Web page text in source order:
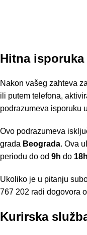
Hitna isporuka
Nakon vašeg zahteva
ili putem telefona,
podrazumeva isporuku
Ovo podrazumeva
grada Beograda. Ova
periodu do od 9h do 18h
Ukoliko je u pitanju
767 202 radi dogovora
Kurirska